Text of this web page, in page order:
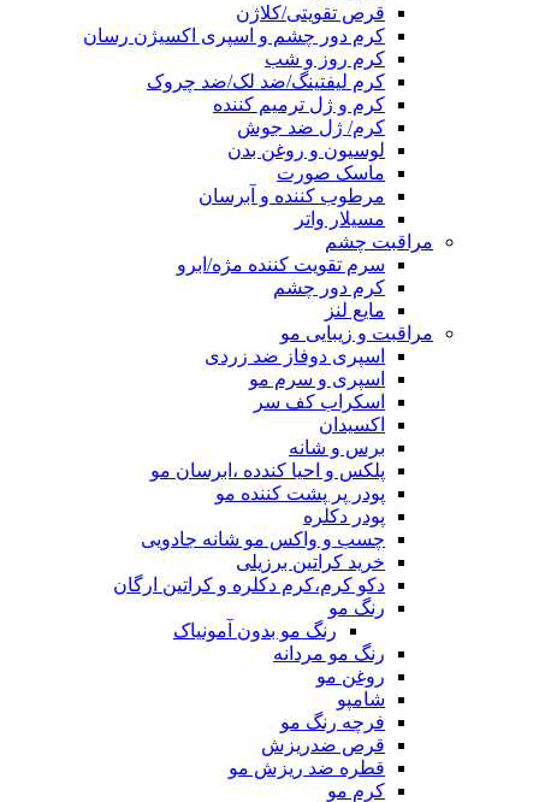
قرص تقویتی/کلاژن
کرم دور چشم و اسپری اکسیژن رسان
کرم روز و شب
کرم لیفتینگ/ضد لک/ضد چروک
کرم و ژل ترمیم کننده
کرم/ ژل ضد جوش
لوسیون و روغن بدن
ماسک صورت
مرطوب کننده و آبرسان
مسیلار واتر
مراقبت چشم
سرم تقویت کننده مژه/ابرو
کرم دور چشم
مایع لنز
مراقبت و زیبایی مو
اسپری دوفاز ضد زردی
اسپری و سرم مو
اسکراب کف سر
اکسیدان
برس و شانه
پلکس و احیا کندده ،ابرسان مو
پودر پر پشت کننده مو
پودر دکلره
چسب و واکس مو شانه جادویی
خرید کراتین برزیلی
دکو کرم،کرم دکلره و کراتین ارگان
رنگ مو
رنگ مو بدون آمونیاک
رنگ مو مردانه
روغن مو
شامپو
فرچه رنگ مو
قرص ضدریزش
قطره ضد ریزش مو
کرم مو